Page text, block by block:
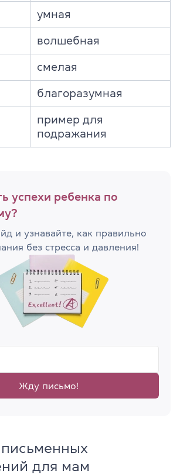
умная
волшебная
смелая
благоразумная
пример для
подражания
успехи ребенка по
и узнавайте, как правильно
без стресса и давления!
Жду письмо!
для мам